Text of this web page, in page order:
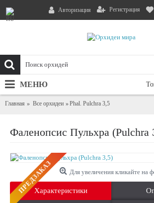
Авторизация Регистрация
МЕНЮ
Главная Все орхидеи Phal. Pulchra 3,5
Фаленопсис Пульхра (Pulchra
ПРЕДЗАКАЗ Для увеличения кликайте на
Характеристики